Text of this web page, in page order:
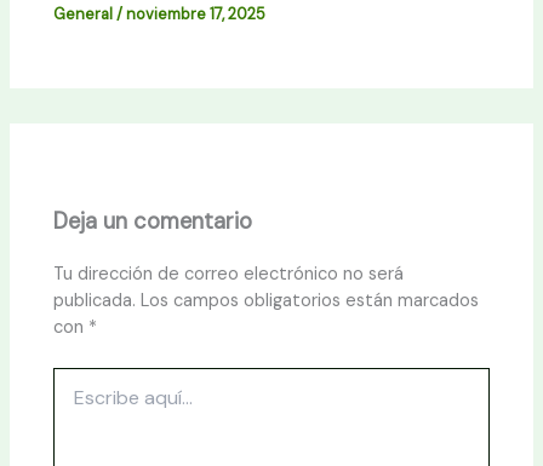
General/noviembre 17, 2025
Deja un comentario
Tu dirección de correo electrónico no será
publicada. Los campos obligatorios están marcados
con *
aquí...